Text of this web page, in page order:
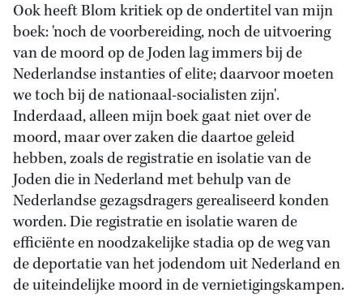
Ook heeft Blom kritiek op de ondertitel van mijn
boek: 'noch de voorbereiding, noch de uitvoering
van de moord op de Joden lag immers bij de
Nederlandse instanties of elite; daarvoor moeten
we toch bij de nationaal-socialisten zijn'.
Inderdaad, alleen mijn boek gaat niet over de
moord, maar over zaken die daartoe geleid
hebben, zoals de registratie en isolatie van de
Joden die in Nederland met behulp van de
Nederlandse gezagsdragers gerealiseerd konden
worden. Die registratie en isolatie waren de
efficiënte en noodzakelijke stadia op de weg van
de deportatie van het jodendom uit Nederland en
de uiteindelijke moord in de vernietigingskampen.